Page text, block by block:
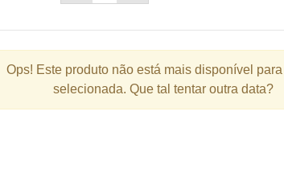
1
2 3 4 5 6 7 8
9 10 11 12 13 14 15
Ops! Este produto não está mais disponível
selecionada. Que tal tentar outra data?